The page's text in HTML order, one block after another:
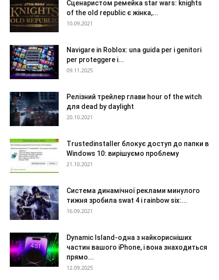
Сценаристом ремейка star wars: knights
of the old republic є жінка,...
10.09.2021
Navigare in Roblox: una guida per i genitori
per proteggere i...
09.11.2025
Релізний трейлер глави hour of the witch
для dead by daylight
20.10.2021
Trustedinstaller блокує доступ до папки в
Windows 10: вирішуємо проблему
21.10.2021
Система динамічної реклами минулого
тижня зробила swat 4 і rainbow six:...
16.09.2021
Dynamic Island-одна з найкорисніших
частин вашого iPhone, і вона знаходиться
прямо...
12.09.2025